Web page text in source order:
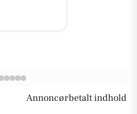
Annoncørbetalt indhold